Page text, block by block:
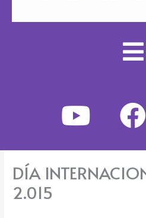
Y
o
u
t
F
a
c
e
DÍA
2.015